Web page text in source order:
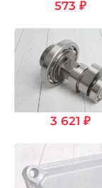
573 ₽
3 621 ₽